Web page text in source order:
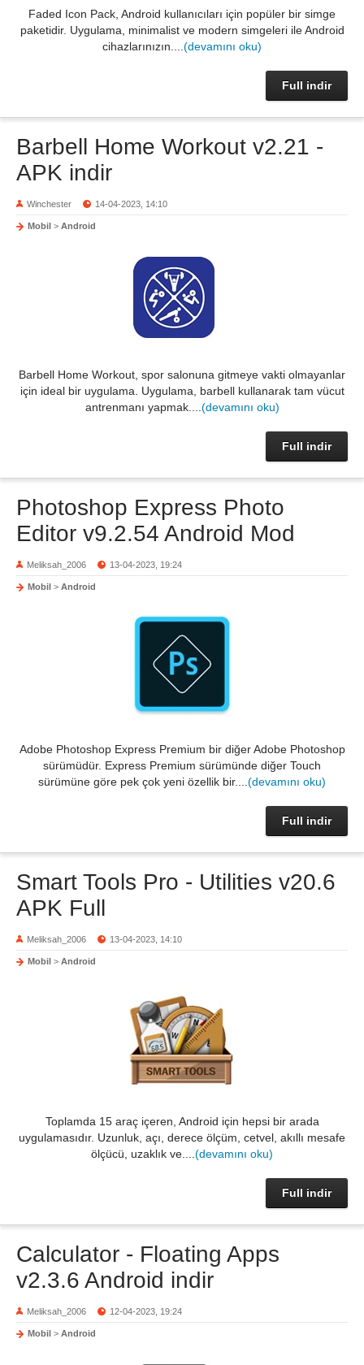
Faded Icon Pack, Android kullanıcıları için popüler bir simge
paketidir. Uygulama, minimalist ve modern simgeleri ile Android
cihazlarınızın.... (devamını oku)
Full indir
Barbell Home Workout v2.21 -
APK indir
Winchester 14-04-2023, 14:10
Mobil > Android
Barbell Home Workout, spor salonuna gitmeye vakti olmayanlar
için ideal bir uygulama. Uygulama, barbell kullanarak tam vücut
antrenmanı yapmak.... (devamını oku)
Full indir
Photoshop Express Photo
Editor v9.2.54 Android Mod
Meliksah_2006 13-04-2023, 19:24
Mobil > Android
Adobe Photoshop Express Premium bir diğer Adobe Photoshop
sürümüdür. Express Premium sürümünde diğer Touch
sürümüne göre pek çok yeni özellik bir.... (devamını oku)
Full indir
Smart Tools Pro - Utilities v20.6
APK Full
Meliksah_2006 13-04-2023, 14:10
Mobil > Android
Toplamda 15 araç içeren, Android için hepsi bir arada
uygulamasıdır. Uzunluk, açı, derece ölçüm, cetvel, akıllı mesafe
ölçücü, uzaklık ve.... (devamını oku)
Full indir
Calculator - Floating Apps
v2.3.6 Android indir
Meliksah_2006 12-04-2023, 19:24
Mobil > Android